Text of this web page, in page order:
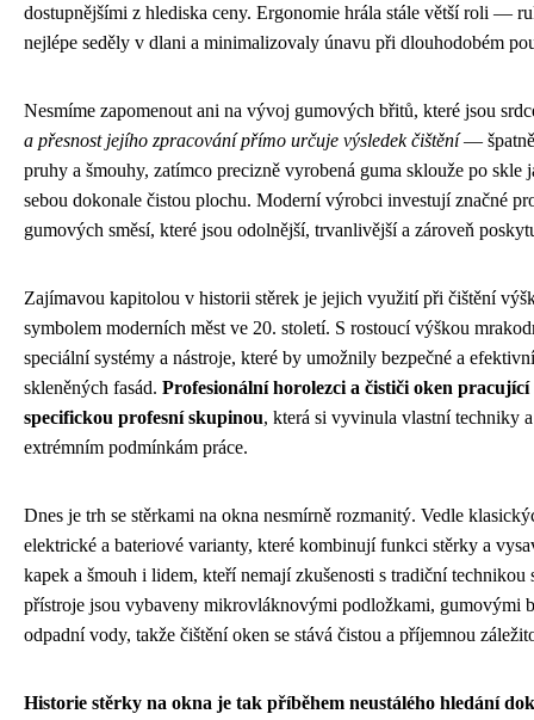
dostupnějšími z hlediska ceny. Ergonomie hrála stále větší roli —
nejlépe seděly v dlani a minimalizovaly únavu při dlouhodobém
Nesmíme zapomenout ani na vývoj gumových břitů, které jsou
a přesnost jejího zpracování přímo určuje výsledek čištění— špatně
pruhy a šmouhy, zatímco precizně vyrobená guma sklouže po skle
sebou dokonale čistou plochu. Moderní výrobci investují značné
gumových směsí, které jsou odolnější, trvanlivější a zároveň
Zajímavou kapitolou v historii stěrek je jejich využití při čištění
symbolem moderních měst ve 20. století. S rostoucí výškou
speciální systémy a nástroje, které by umožnily bezpečné a
skleněných fasád. Profesionální horolezci a čističi oken pracující
specifickou profesní skupinou, která si vyvinula vlastní techniky
extrémním podmínkám práce.
Dnes je trh se stěrkami na okna nesmírně rozmanitý. Vedle
elektrické a bateriové varianty, které kombinují funkci stěrky a
kapek a šmouh i lidem, kteří nemají zkušenosti s tradiční
přístroje jsou vybaveny mikrovláknovými podložkami, gumovými
odpadní vody, takže čištění oken se stává čistou a příjemnou
Historie stěrky na okna je tak příběhem neustálého hledání